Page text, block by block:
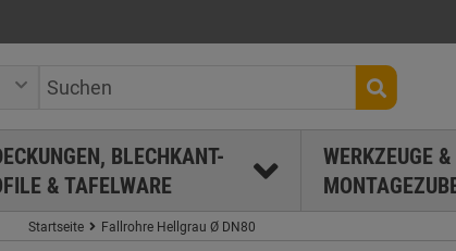
BLECHKANT-
& TAFELWARE
WERKZEUGE &
Startseite Fallrohre Hellgrau Ø DN80